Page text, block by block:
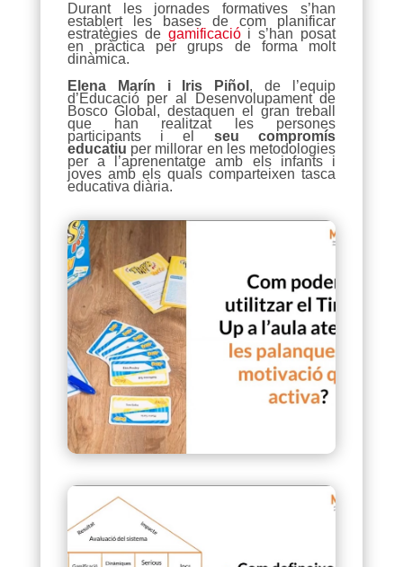
Durant les jornades formatives s’han
establert les bases de com planificar
estratègies de gamificaciói s’han posat
en pràctica per grups de forma molt
dinàmica.
Elena Marín i Iris Piñol , de l’equip
d’Educació per al Desenvolupament de
Bosco Global, destaquen el gran treball
que han realitzat les persones
participants i el seu compromís
educatiu per millorar en les metodologies
per a l’aprenentatge amb els infants i
joves amb els quals comparteixen tasca
educativa diària.